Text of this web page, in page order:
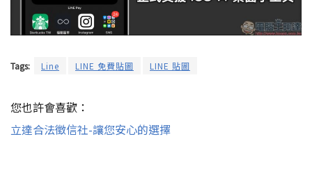
Tags: Line LINE 免費貼圖 LINE 貼圖
您也許會喜歡：
立達合法徵信社-讓您安心的選擇